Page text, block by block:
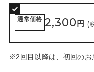
通常価格 2,300 円 (
※2回目以降は、初回のお